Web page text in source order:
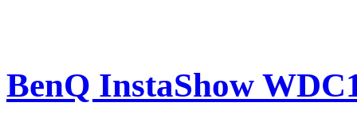
BenQ InstaShow